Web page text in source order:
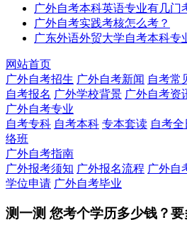
广外自考本科英语专业有几门
广外自考实践考核怎么考？
广东外语外贸大学自考本科专
网站首页
广外自考招生 广外自考新闻 自考常
自考报名 广外学校背景 广外自考资
广外自考专业
自考专科 自考本科 专本套读 自考全
络班
广外自考指南
广外报考须知 广外报名流程 广外自
学位申请 广外自考毕业
测一测 您考个学历多少钱？要